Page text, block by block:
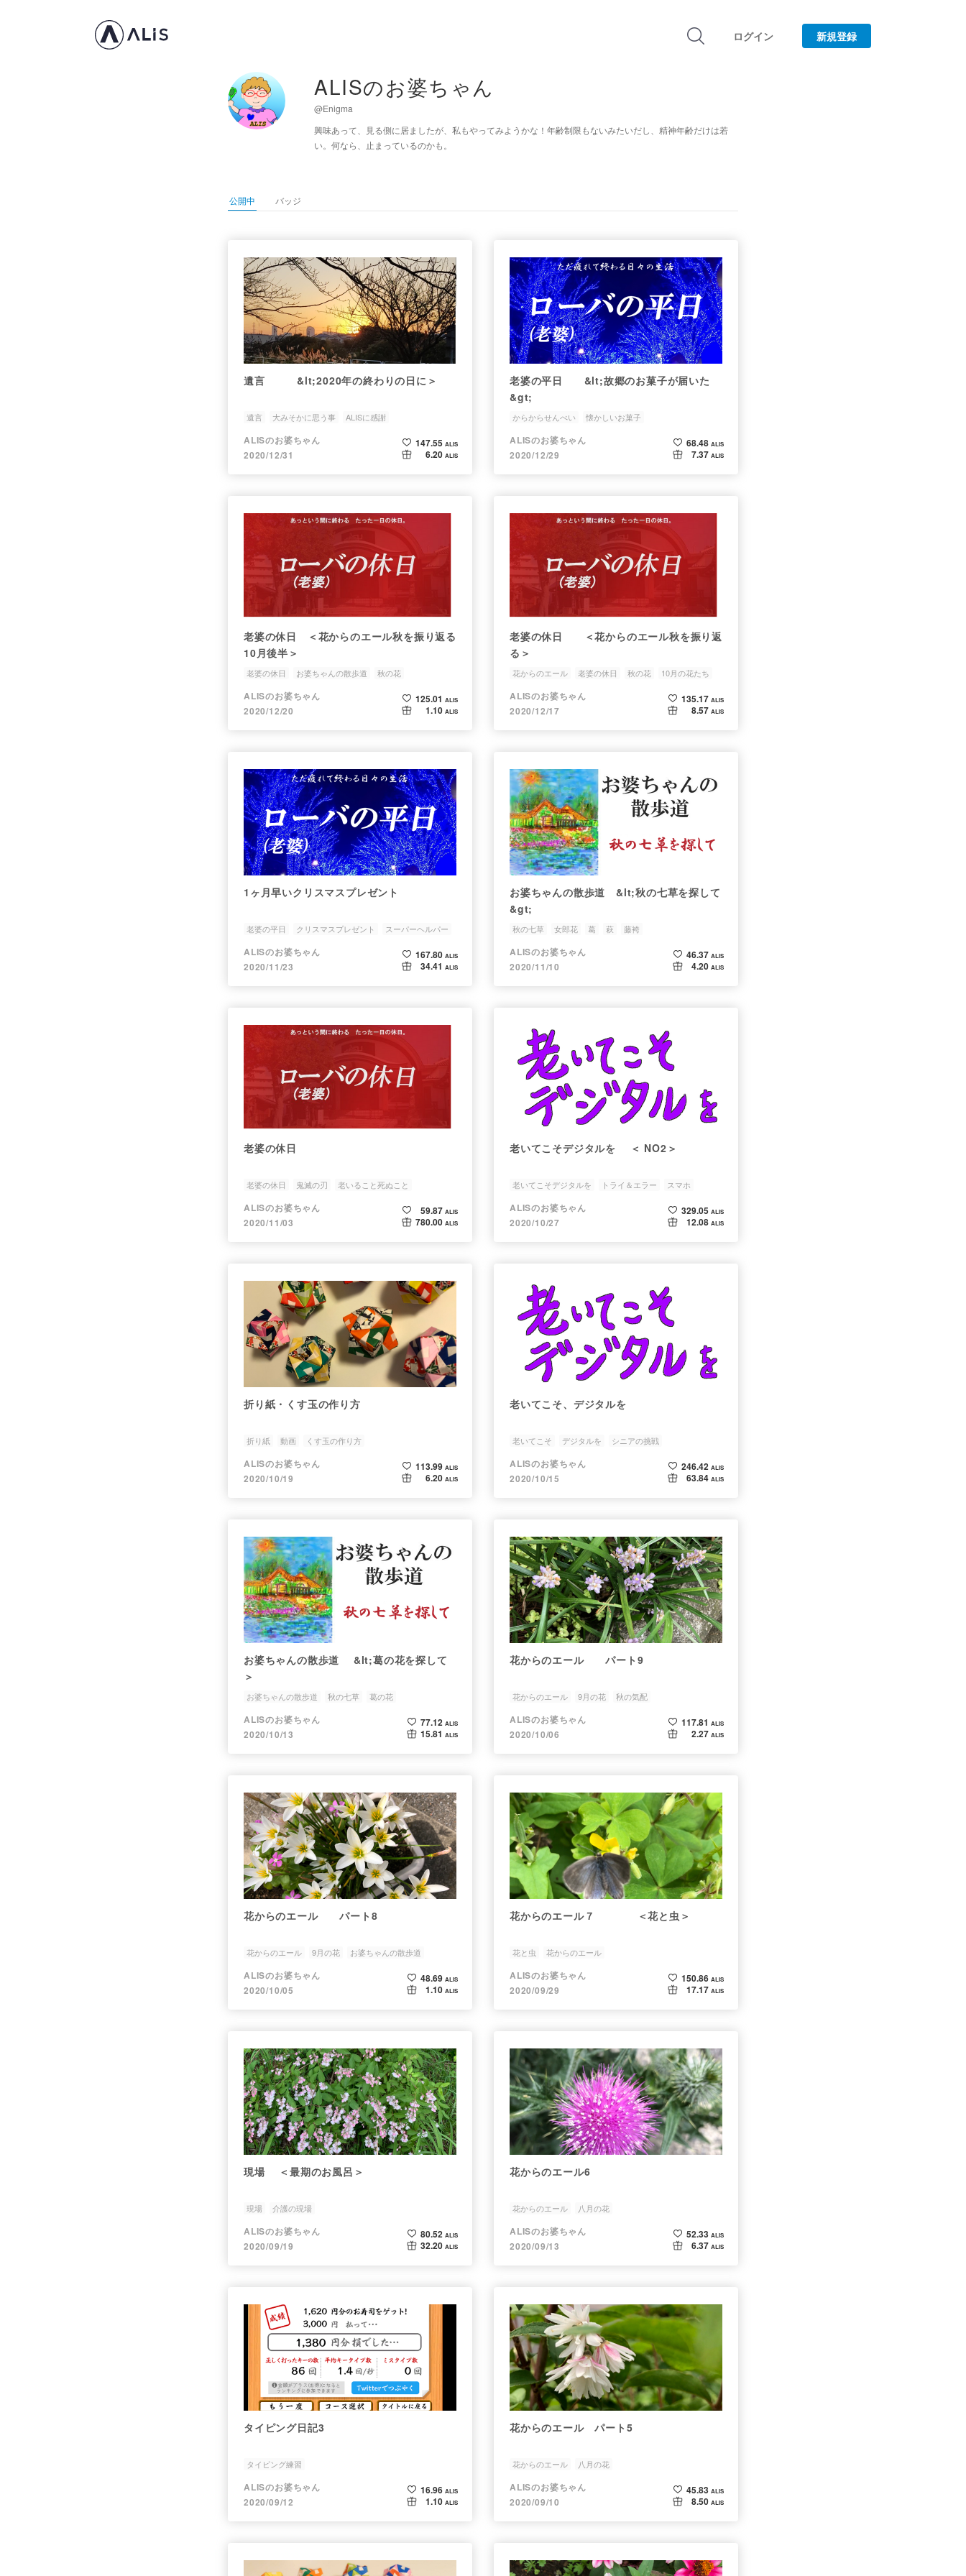
ログイン 新規登録
ALISのお婆ちゃん
@Enigma
興味あって、見る側に居ましたが、私もやってみようかな！年齢制限もないみたいだし、精神年齢だけは若
い。何なら、止まっているのかも。
公開中 バッジ
遺言 &lt;2020年の終わりの日に＞
遺言 大みそかに思う事 ALISに感謝
ALISのお婆ちゃん
2020/12/31
147.55 ALIS
6.20 ALIS
老婆の平日 &lt;故郷のお菓子が届いた
&gt;
からからせんべい 懐かしいお菓子
ALISのお婆ちゃん
2020/12/29
68.48 ALIS
7.37 ALIS
老婆の休日 ＜花からのエール秋を振り返る
10月後半＞
老婆の休日 お婆ちゃんの散歩道
秋の花
花からのエール
ALISのお婆ちゃん
2020/12/20
125.01 ALIS
1.10 ALIS
老婆の休日 ＜花からのエール秋を振り返
る＞
花からのエール 老婆の休日 秋の花 10月の花たち
ALISのお婆ちゃん
2020/12/17
135.17 ALIS
8.57 ALIS
1ヶ月早いクリスマスプレゼント
老婆の平日 クリスマスプレゼント
スーパーヘルパー
出会い
ALISのお婆ちゃん
2020/11/23
167.80 ALIS
34.41 ALIS
お婆ちゃんの散歩道 &lt;秋の七草を探して
&gt;
秋の七草 女郎花 葛 萩 藤袴
ALISのお婆ちゃん
2020/11/10
46.37 ALIS
4.20 ALIS
老婆の休日
老婆の休日 鬼滅の刃 老いること死ぬこと
ALISのお婆ちゃん
2020/11/03
59.87 ALIS
780.00 ALIS
老いてこそデジタルを ＜ NO2＞
老いてこそデジタルを トライ＆エラー
スマホ
パソコン
ALISのお婆ちゃん
2020/10/27
329.05 ALIS
12.08 ALIS
折り紙・くす玉の作り方
折り紙 動画 くす玉の作り方
ALISのお婆ちゃん
2020/10/19
113.99 ALIS
6.20 ALIS
老いてこそ、デジタルを
老いてこそ デジタルを シニアの挑戦
ALISのお婆ちゃん
2020/10/15
246.42 ALIS
63.84 ALIS
お婆ちゃんの散歩道 &lt;葛の花を探して
＞
お婆ちゃんの散歩道 秋の七草 葛の花
ALISのお婆ちゃん
2020/10/13
77.12 ALIS
15.81 ALIS
花からのエール パート9
花からのエール 9月の花 秋の気配
ALISのお婆ちゃん
2020/10/06
117.81 ALIS
2.27 ALIS
花からのエール パート8
花からのエール 9月の花 お婆ちゃんの散歩道
ALISのお婆ちゃん
2020/10/05
48.69 ALIS
1.10 ALIS
花からのエール７ ＜花と虫＞
花と虫 花からのエール
ALISのお婆ちゃん
2020/09/29
150.86 ALIS
17.17 ALIS
現場 ＜最期のお風呂＞
現場 介護の現場
ALISのお婆ちゃん
2020/09/19
80.52 ALIS
32.20 ALIS
花からのエール6
花からのエール 八月の花
ALISのお婆ちゃん
2020/09/13
52.33 ALIS
6.37 ALIS
タイピング日記3
タイピング練習
ALISのお婆ちゃん
2020/09/12
16.96 ALIS
1.10 ALIS
花からのエール パート5
花からのエール 八月の花
ALISのお婆ちゃん
2020/09/10
45.83 ALIS
8.50 ALIS